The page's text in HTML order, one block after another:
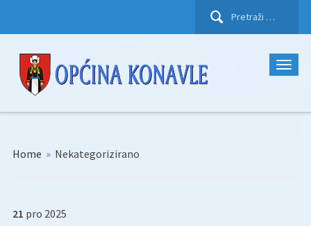
Pretraži:
Home » Nekategorizirano
21 pro 2025